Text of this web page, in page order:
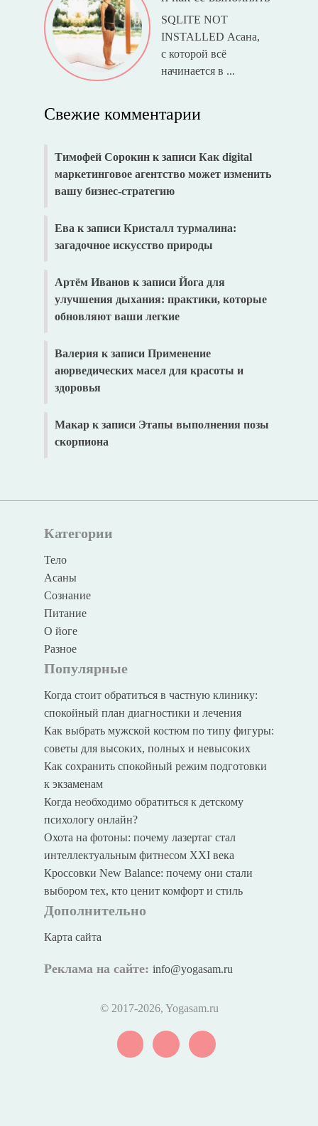
SQLITE NOT
INSTALLED Асана,
с которой всё
начинается в ...
Свежие комментарии
Тимофей Сорокинк записи Как digital
маркетинговое агентство может изменить
вашу бизнес-стратегию
Ева к записи Кристалл турмалина:
загадочное искусство природы
Артём Иванов к записи Йога для
улучшения дыхания: практики, которые
обновляют ваши легкие
Валерия к записи Применение
аюрведических масел для красоты и
здоровья
Макарк записи Этапы выполнения позы
скорпиона
Категории
Тело
Асаны
Сознание
Питание
О йоге
Разное
Популярные
Когда стоит обратиться в частную клинику:
спокойный план диагностики и лечения
Как выбрать мужской костюм по типу фигуры:
советы для высоких, полных и невысоких
Как сохранить спокойный режим подготовки
к экзаменам
Когда необходимо обратиться к детскому
психологу онлайн?
Охота на фотоны: почему лазертаг стал
интеллектуальным фитнесом XXI века
Кроссовки New Balance: почему они стали
выбором тех, кто ценит комфорт и стиль
Дополнительно
Карта сайта
Реклама на сайте: info@yogasam.ru
© 2017-2026, Yogasam.ru